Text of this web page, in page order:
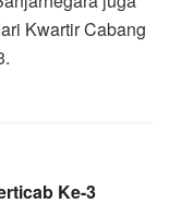
Kwartir Cabang
Ke-3